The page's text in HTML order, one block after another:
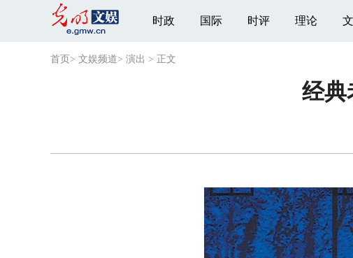
时政 国际 时评 理论
首页 > 文娱频道> 演出 > 正文
经典